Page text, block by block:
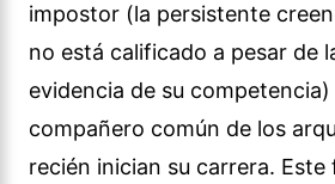
impostor (la persistente
no está calificado a pesar de
evidencia de su competencia)
compañero común de los
recién inician su carrera. Este